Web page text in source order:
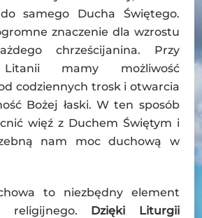
samego Ducha Świętego.
znaczenie dla wzrostu
chrześcijanina. Przy
Litanii mamy możliwość
codziennych trosk i otwarcia
Bożej łaski. W ten sposób
więź z Duchem Świętym i
nam moc duchową w
to niezbędny element
religijnego. Dzięki Liturgii